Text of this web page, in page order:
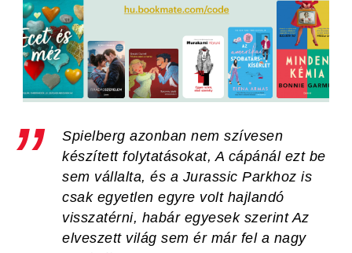
Spielberg azonban nem szívesen
készített folytatásokat, A cápánál ezt be
sem vállalta, és a Jurassic Parkhoz is
csak egyetlen egyre volt hajlandó
visszatérni, habár egyesek szerint Az
elveszett világ sem ér már fel a nagy